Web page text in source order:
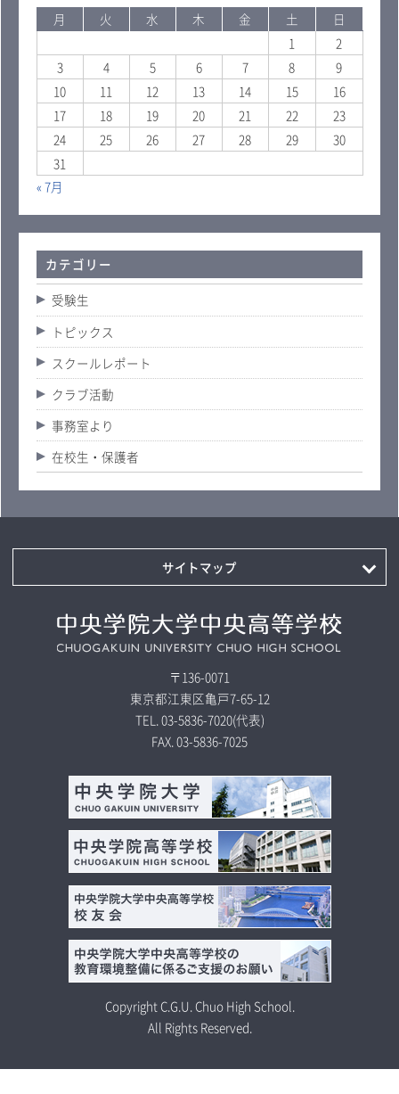
月 火 水 木 金 土
日
1
2
3
4 5 6 7 8
9
10
11 12 13 14 15
16
17
18 19 20 21 22
23
24
25 26 27 28 29
30
31
« 7月
カテゴリー
受験生
トピックス
スクールレポート
クラブ活動
事務室より
在校生・保護者
サイトマップ
〒136-0071
東京都江東区亀戸7-65-12
TEL. 03-5836-7020(代表)
FAX. 03-5836-7025
Copyright C.G.U. Chuo High School.
All Rights Reserved.